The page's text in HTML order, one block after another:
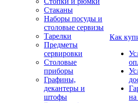
Стаканы
Наборы посуды и
столовые сервизы
Тарелки
Предметы
сервировки
Столовые
приборы
Графины,
декантеры и
штофы
Как
на